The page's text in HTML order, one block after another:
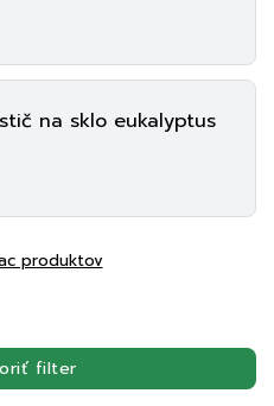
na sklo eukalyptus
produktov
filter